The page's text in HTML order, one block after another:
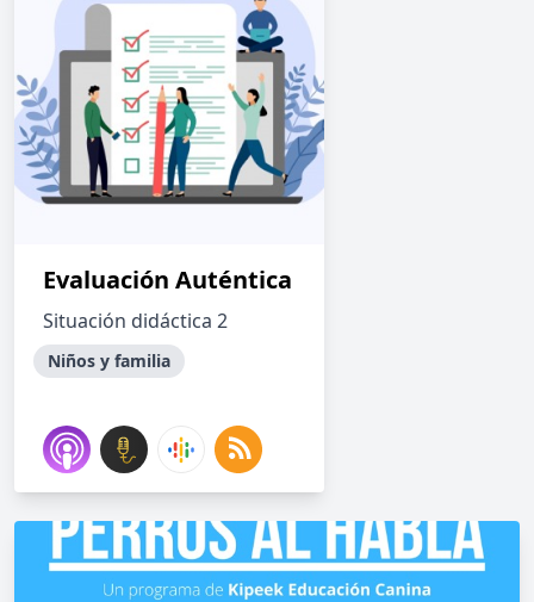
Evaluación Auténtica
Situación didáctica 2
Niños y familia